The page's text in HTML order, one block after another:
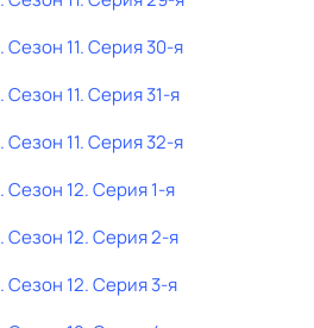
. Сезон 11. Серия 30-я
. Сезон 11. Серия 31-я
. Сезон 11. Серия 32-я
. Сезон 12. Серия 1-я
. Сезон 12. Серия 2-я
. Сезон 12. Серия 3-я